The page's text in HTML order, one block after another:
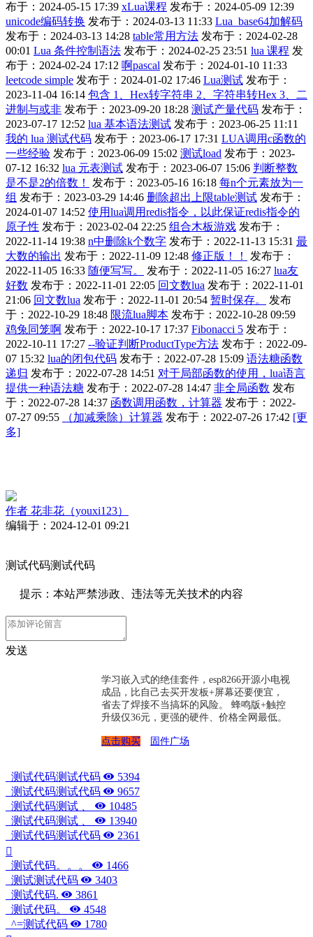
布于：2024-05-15 17:39 xLua课程 发布于：2024-05-09 12:39
unicode编码转换 发布于：2024-03-13 11:33 Lua_base64加解码
发布于：2024-03-13 14:28 table常用方法 发布于：2024-02-28
00:01 Lua 条件控制语法 发布于：2024-02-25 23:51 lua 课程 发
布于：2024-02-24 17:12 啊pascal 发布于：2024-01-10 11:33
leetcode simple 发布于：2024-01-02 17:46 Lua测试 发布于：
2023-11-04 16:14 包含 1、Hex转字符串 2、字符串转Hex 3、二
进制与或非 发布于：2023-09-20 18:28 测试产量代码 发布于：
2023-07-17 12:52 lua 基本语法测试 发布于：2023-06-25 11:11
我的 lua 测试代码 发布于：2023-06-17 17:31 LUA调用c函数的
一些经验 发布于：2023-06-09 15:02 测试load 发布于：2023-
07-12 16:32 lua 元表测试 发布于：2023-06-07 15:06 判断整数
是不是2的倍数！
发布于：2023-05-16 16:18 每n个元素放为一
组 发布于：2023-03-29 14:46 删除超出上限table测试 发布于：
2024-01-07 14:52 使用lua调用redis指令，以此保证redis指令的
原子性 发布于：2023-02-04 22:25 组合木板游戏 发布于：
2022-11-14 19:38 n中删除k个数字 发布于：2022-11-13 15:31 最
大数的输出 发布于：2022-11-09 12:48 修正版！！
发布于：
2022-11-05 16:33 随便写写。 发布于：2022-11-05 16:27 lua友
好数 发布于：2022-11-01 22:05 回文数lua 发布于：2022-11-01
21:06 回文数lua 发布于：2022-11-01 20:54 暂时保存。
发布
于：2022-10-29 18:48 限流lua脚本 发布于：2022-10-28 09:59
鸡兔同笼啊 发布于：2022-10-17 17:37 Fibonacci 5 发布于：
2022-10-11 17:27 --验证判断ProductType方法 发布于：2022-09-
07 15:32 lua的闭包代码 发布于：2022-07-28 15:09 语法糖函数
递归 发布于：2022-07-28 14:51 对于局部函数的使用，lua语言
提供一种语法糖 发布于：2022-07-28 14:47 非全局函数 发布
于：2022-07-28 14:37 函数调用函数，计算器 发布于：2022-
07-27 09:55
（加减乘除）计算器 发布于：2022-07-26 17:42 [更
多]
作者 花非花（youxi123）
编辑于：2024-12-01 09:21
测试代码测试代码
提示：本站严禁涉政、违法等无关技术的内容
发送
学习嵌入式的绝佳套件，esp8266开源小电视
成品，比自己去买开发板+屏幕还要便宜，
省去了焊接不当搞坏的风险。 蜂鸣版+触控
升级仅36元，更强的硬件、价格全网最低。
点击购买 固件广场
测试代码测试代码
5394
测试代码测试代码
9657
测试代码测试 、
10485
测试代码测试 、
13940
测试代码测试代码
2361
测试代码。。。
1466
测试测试代码
3403
测试代码.
3861
测试代码。
4548
^=测试代码
1780